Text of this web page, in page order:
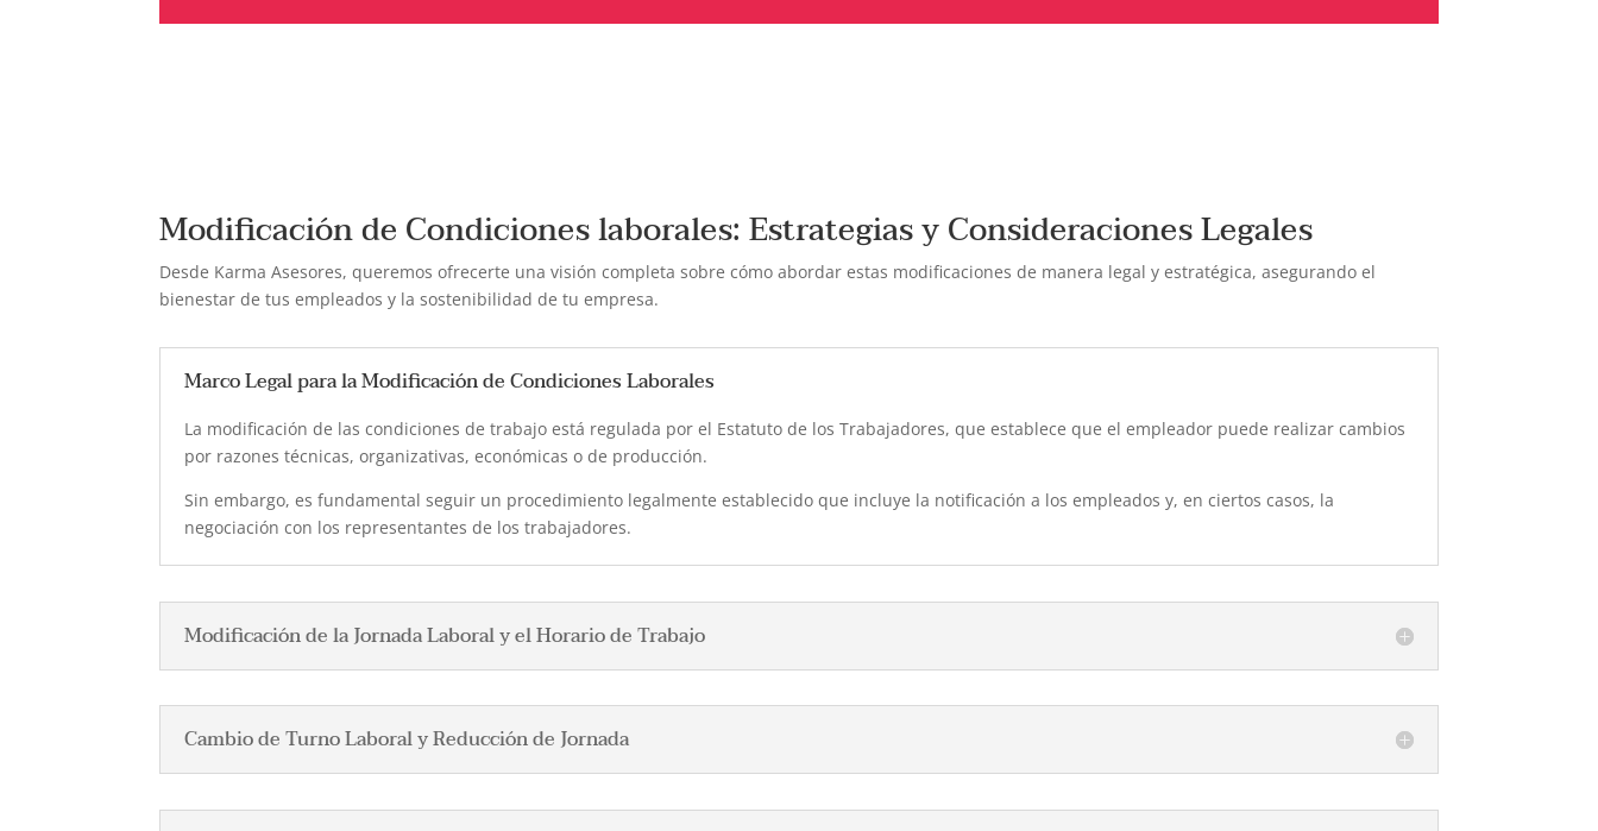
Modificación de Condiciones laborales: Estrategias y Consideraciones Legales
Desde Karma Asesores, queremos ofrecerte una visión completa sobre cómo abordar estas modificaciones de manera legal y estratégica, asegurando el
bienestar de tus empleados y la sostenibilidad de tu empresa.
Marco Legal para la Modificación de Condiciones Laborales
La modificación de las condiciones de trabajo está regulada por el Estatuto de los Trabajadores, que establece que el empleador puede realizar cambios
por razones técnicas, organizativas, económicas o de producción.
Sin embargo, es fundamental seguir un procedimiento legalmente establecido que incluye la notificación a los empleados y, en ciertos casos, la
negociación con los representantes de los trabajadores.
Modificación de la Jornada Laboral y el Horario de Trabajo
Cambio de Turno Laboral y Reducción de Jornada